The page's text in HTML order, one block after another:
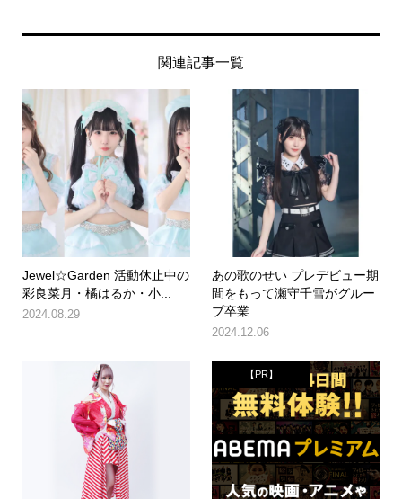
関連記事一覧
Jewel☆Garden 活動休止中の
彩良菜月・橘はるか・小...
2024.08.29
あの歌のせい プレデビュー期
間をもって瀬守千雪がグルー
プ卒業
2024.12.06
【PR】